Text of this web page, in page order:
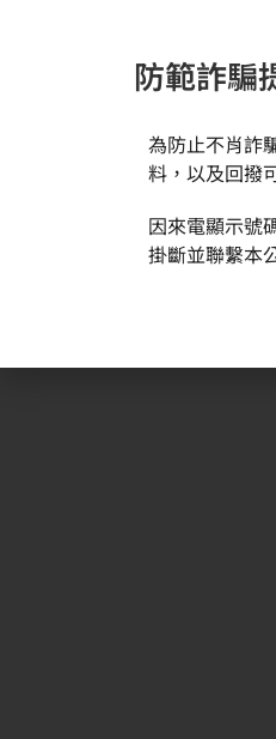
新
防範詐騙
為防止不肖詐
料，以及回撥
因來電顯示號
掛斷並聯繫本